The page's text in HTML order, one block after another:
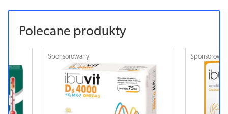
Polecane produkty
Sponsorowany